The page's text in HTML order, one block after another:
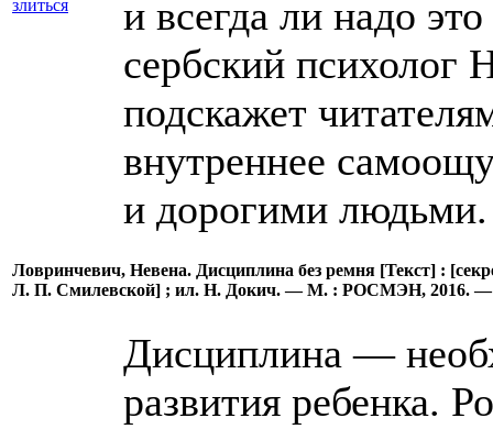
и всегда ли надо
сербский психолог
подскажет
внутреннее
и дорогими людьми.
Ловринчевич, Невена. Дисциплина без ремня [Текст] :
Л. П. Смилевской] ; ил. Н. Докич. — М. : РОСМЭН, 2016. —
Дисциплина —
развития ребенка.